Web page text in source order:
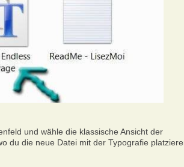
und wähle die klassische Ansicht der
du die neue Datei mit der Typografie